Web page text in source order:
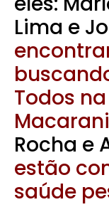
Lima e
Todos
Rocha e
estão
saúde